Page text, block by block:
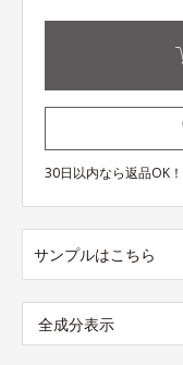
30日以内なら返品OK
サンプルはこちら
全成分表示